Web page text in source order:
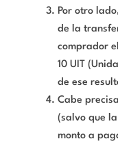
Por otro
de la
comprador
10 UIT
de ese
Cabe
(salvo que
monto a